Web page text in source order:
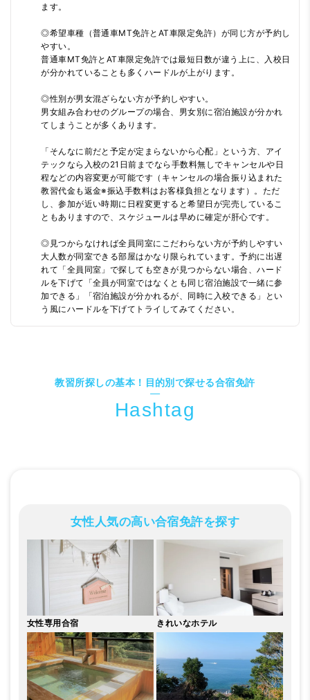
ます。
◎希望車種（普通車MT免許とAT車限定免許）が同じ方が予約し
やすい。
普通車MT免許とAT車限定免許では最短日数が違う上に、入校日
が分かれていることも多くハードルが上がります。
◎性別が男女混ざらない方が予約しやすい。
男女組み合わせのグループの場合、男女別に宿泊施設が分かれ
てしまうことが多くあります。
「そんなに前だと予定が定まらないから心配」という方、アイ
テックなら入校の21日前までなら手数料無しでキャンセルや日
程などの内容変更が可能です（キャンセルの場合振り込まれた
教習代金も返金※振込手数料はお客様負担となります）。ただ
し、参加が近い時期に日程変更すると希望日が完売しているこ
ともありますので、スケジュールは早めに確定が肝心です。
◎見つからなければ全員同室にこだわらない方が予約しやすい
大人数が同室できる部屋はかなり限られています。予約に出遅
れて「全員同室」で探しても空きが見つからない場合、ハード
ルを下げて「全員が同室ではなくとも同じ宿泊施設で一緒に参
加できる」「宿泊施設が分かれるが、同時に入校できる」とい
う風にハードルを下げてトライしてみてください。
教習所探しの基本！目的別で探せる合宿免許
女性人気の高い合宿免許を探す
女性専用合宿 きれいなホテル